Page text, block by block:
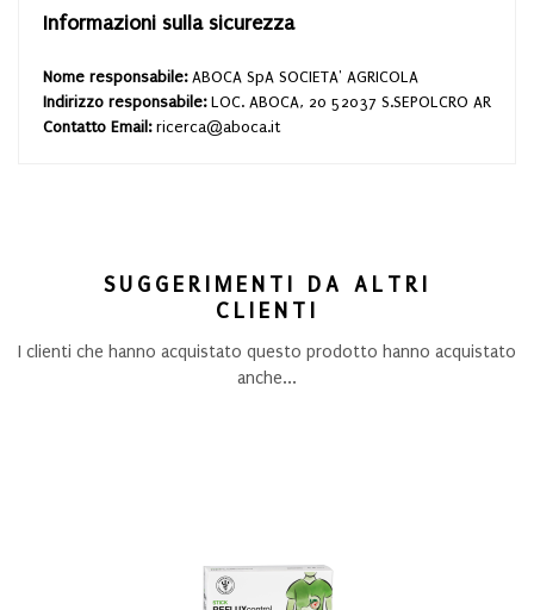
Informazioni sulla sicurezza
Nome responsabile: ABOCA SpA SOCIETA' AGRICOLA
Indirizzo responsabile: LOC. ABOCA, 20 52037 S.SEPOLCRO AR
Contatto Email: ricerca@aboca.it
SUGGERIMENTI DA ALTRI
CLIENTI
I clienti che hanno acquistato questo prodotto hanno acquistato
anche...